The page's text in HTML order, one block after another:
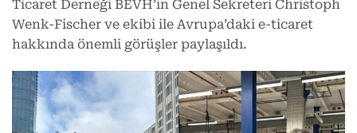
Ticaret Derneği BEVH’in Genel Sekreteri Christoph
Wenk-Fischer ve ekibi ile Avrupa’daki e-ticaret
hakkında önemli görüşler paylaşıldı.